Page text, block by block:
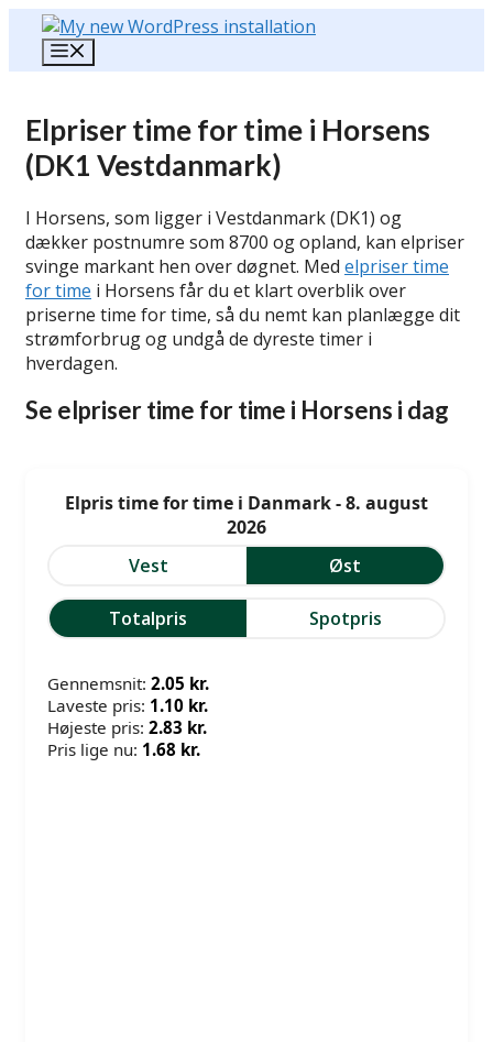
Hop
indhold
Elpriser time for time i Horsens
(DK1 Vestdanmark)
I Horsens, som ligger i Vestdanmark (DK1) og
dækker postnumre som 8700 og opland, kan elpriser
svinge markant hen over døgnet. Med elpriser time
for time i Horsens får du et klart overblik over
priserne time for time, så du nemt kan planlægge dit
strømforbrug og undgå de dyreste timer i
hverdagen.
Se elpriser time for time i Horsens i dag
Elpris time for time i Danmark - 8. august
2026
Vest
Øst
Totalpris Spotpris
Gennemsnit: 2.05 kr.
Laveste pris: 1.10 kr.
Højeste pris: 2.83 kr.
Pris lige nu: 1.68 kr.